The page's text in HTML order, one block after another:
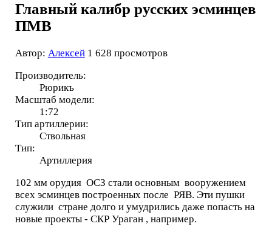
Главный калибр русских эсминцев
ПМВ
Автор: Алексей 1 628 просмотров
Производитель:
Рюрикъ
Масштаб модели:
1:72
Тип артиллерии:
Ствольная
Тип:
Артиллерия
102 мм орудия ОСЗ стали основным вооружением
всех эсминцев построенных после РЯВ. Эти пушки
служили стране долго и умудрились даже попасть на
новые проекты - СКР Ураган , например.